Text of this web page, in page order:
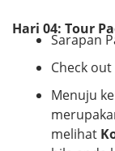
Hari 04: Tour
Sarapan
Check
Menuju ke
melihat